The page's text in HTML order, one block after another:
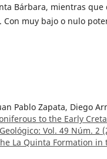
Bárbara, mientras
Con muy bajo o nulo
Pablo Zapata, Diego
to the Early
Vol. 49 Núm. 2
La Quinta Formation